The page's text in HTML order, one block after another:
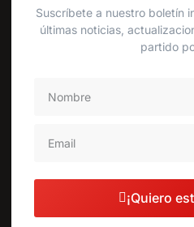
Suscríbete a nuestro boletín
últimas noticias,
partido
¡Quiero